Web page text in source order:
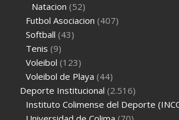
Natacion (52)
Futbol Asociacion (407)
Softball (43)
Tenis (9)
Voleibol (123)
Voleibol de Playa (44)
Deporte Institucional (2.516)
Instituto Colimense del Deporte